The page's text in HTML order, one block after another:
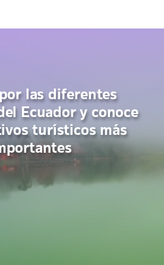
las diferentes
Ecuador y conoce
turísticos más